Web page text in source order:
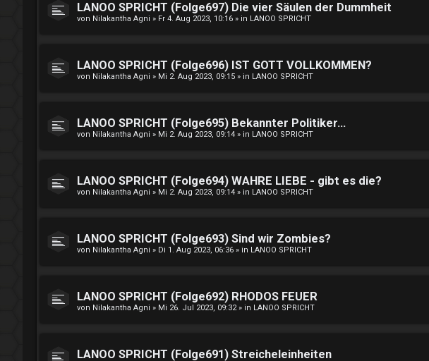
LANOO SPRICHT (Folge697) Die vier Säulen der Dummheit
von Nilakantha Agni » Fr 4. Aug 2023, 10:16 » in LANOO SPRICHT
LANOO SPRICHT (Folge696) IST GOTT VOLLKOMMEN?
von Nilakantha Agni » Mi 2. Aug 2023, 09:15 » in LANOO SPRICHT
LANOO SPRICHT (Folge695) Bekannter Politiker...
von Nilakantha Agni » Mi 2. Aug 2023, 09:14 » in LANOO SPRICHT
LANOO SPRICHT (Folge694) WAHRE LIEBE - gibt es die?
von Nilakantha Agni » Mi 2. Aug 2023, 09:14 » in LANOO SPRICHT
LANOO SPRICHT (Folge693) Sind wir Zombies?
von Nilakantha Agni » Di 1. Aug 2023, 06:36 » in LANOO SPRICHT
LANOO SPRICHT (Folge692) RHODOS FEUER
von Nilakantha Agni » Mi 26. Jul 2023, 09:32» in LANOO SPRICHT
LANOO SPRICHT (Folge691) Streicheleinheiten